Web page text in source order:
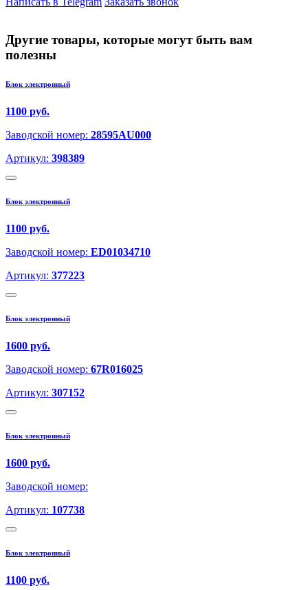
Другие товары, которые могут быть вам
полезны
Блок электронный
1100 руб.
Заводской номер: 28595AU000
Артикул: 398389
Блок электронный
1100 руб.
Заводской номер: ED01034710
Артикул: 377223
Блок электронный
1600 руб.
Заводской номер: 67R016025
Артикул: 307152
Блок электронный
1600 руб.
Заводской номер:
Артикул: 107738
Блок электронный
1100 руб.